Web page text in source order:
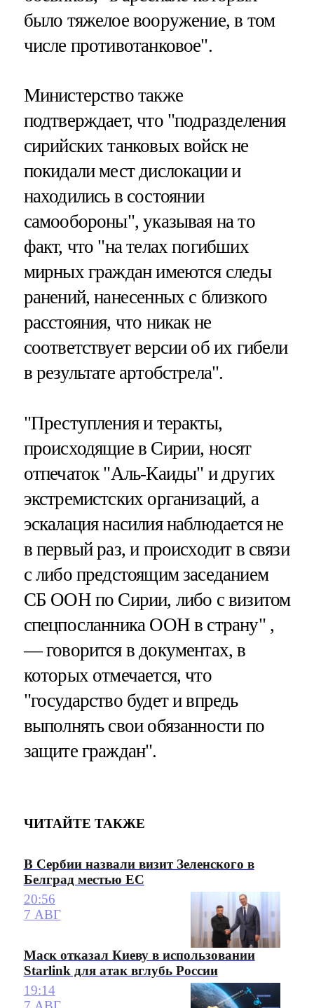
было тяжелое вооружение, в том
числе противотанковое".
Министерство также
подтверждает, что "подразделения
сирийских танковых войск не
покидали мест дислокации и
находились в состоянии
самообороны", указывая на то
факт, что "на телах погибших
мирных граждан имеются следы
ранений, нанесенных с близкого
расстояния, что никак не
соответствует версии об их гибели
в результате артобстрела".
"Преступления и теракты,
происходящие в Сирии, носят
отпечаток "Аль-Каиды" и других
экстремистских организаций, а
эскалация насилия наблюдается не
в первый раз, и происходит в связи
с либо предстоящим заседанием
СБ ООН по Сирии, либо с визитом
спецпосланника ООН в страну" ,
— говорится в документах, в
которых отмечается, что
"государство будет и впредь
выполнять свои обязанности по
защите граждан".
ЧИТАЙТЕ ТАКЖЕ
В Сербии назвали визит Зеленского в
Белград местью ЕС
20:56
7 АВГ
Маск отказал Киеву в использовании
Starlink для атак вглубь России
19:14